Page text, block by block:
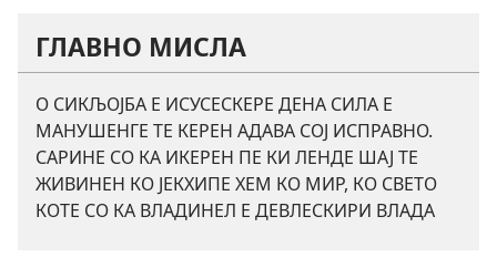
ГЛАВНО МИСЛА
О СИКЉОЈБА Е ИСУСЕСКЕРЕ ДЕНА СИЛА Е
МАНУШЕНГЕ ТЕ КЕРЕН АДАВА СОЈ ИСПРАВНО.
САРИНЕ СО КА ИКЕРЕН ПЕ КИ ЛЕНДЕ ШАЈ ТЕ
ЖИВИНЕН КО ЈЕКХИПЕ ХЕМ КО МИР, КО СВЕТО
КОТЕ СО КА ВЛАДИНЕЛ Е ДЕВЛЕСКИРИ ВЛАДА